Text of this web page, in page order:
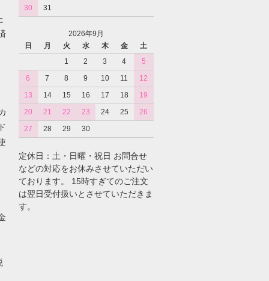
30
31
2026年9月
日
月 火 水 木 金
土
1
2 3 4
5
6
7 8 9 10 11
12
13
14 15 16 17 18
19
20
21 22 23 24 25
26
27
28 29 30
定休日：土・日曜・祝日 お問合せ
などの対応をお休みさせていただい
ております。 15時すぎてのご注文
は翌日受付扱いとさせていただきま
す。